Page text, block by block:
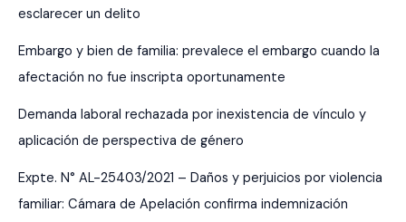
esclarecer un delito
Embargo y bien de familia: prevalece el embargo cuando la
afectación no fue inscripta oportunamente
Demanda laboral rechazada por inexistencia de vínculo y
aplicación de perspectiva de género
Expte. N° AL-25403/2021 – Daños y perjuicios por violencia
familiar: Cámara de Apelación confirma indemnización